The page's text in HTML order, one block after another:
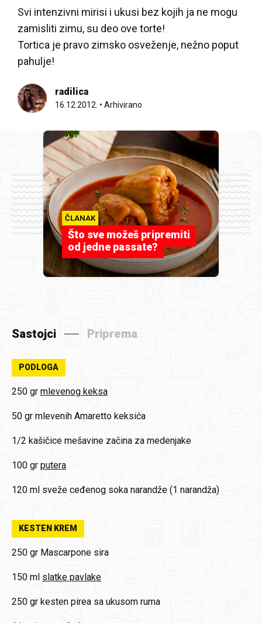
Svi intenzivni mirisi i ukusi bez kojih ja ne mogu
zamisliti zimu, su deo ove torte!
Tortica je pravo zimsko osveženje, nežno poput
pahulje!
radilica
16.12.2012. • Arhivirano
ČLANAK
Što sve možeš pripremiti
od jedne passate?
Sastojci Priprema
PODLOGA
250 gr mlevenog keksa
50 gr mlevenih Amaretto keksića
1/2 kašičice mešavine začina za medenjake
100 gr putera
120 ml sveže ceđenog soka narandže (1 narandža)
KESTEN KREM
250 gr Mascarpone sira
150 ml slatke pavlake
250 gr kesten pirea sa ukusom ruma